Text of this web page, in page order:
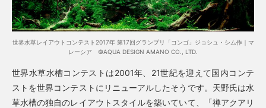
世界水草レイアウトコンテスト2017年 第17回グランプリ「コンゴ」ジョシュ・シム作｜マ
レーシア ©AQUA DESIGN AMANO CO., LTD.
世界水草水槽コンテストは2001年、21世紀を迎えて国内コンテ
ストを世界コンテストにリニューアルしたそうです。天野氏は水
草水槽の独自のレイアウトスタイルを築いていて、「禅アクアリ